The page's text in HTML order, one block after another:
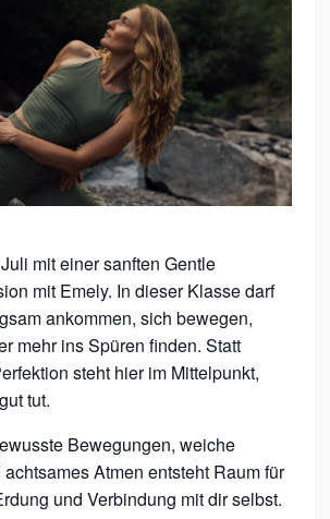
mit einer sanften Gentle
mit Emely. In dieser Klasse darf
ankommen, sich bewegen,
mehr ins Spüren finden. Statt
steht hier im Mittelpunkt,
tut.
Bewegungen, weiche
Atmen entsteht Raum für
und Verbindung mit dir selbst.